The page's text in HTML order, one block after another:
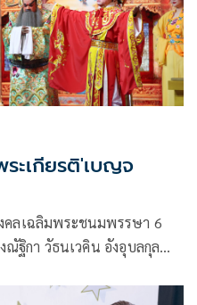
ะเกียรติ'เบญจ
คลเฉลิมพระชนมพรรษา 6
ฐิกา วัธนเวคิน อังอุบลกุล
ภ์ มีความมุ่งมั่นจจัดแสดง